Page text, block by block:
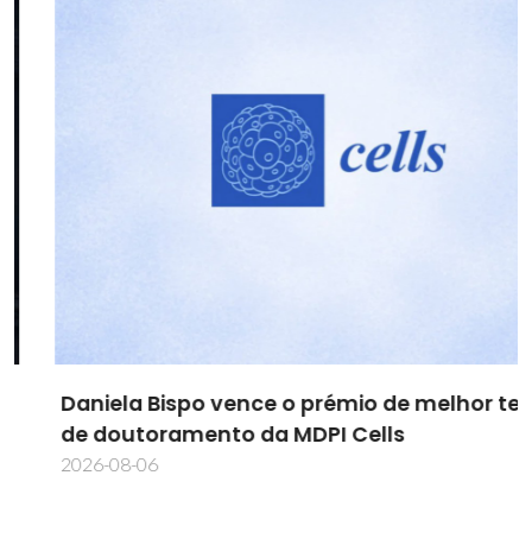
Daniela Bispo vence o prémio de melhor tese
de doutoramento da MDPI Cells
2026-08-06